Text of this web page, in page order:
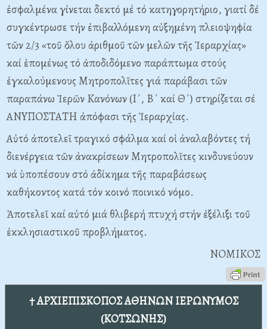
ἐσφαλμένα γίνεται δεκτό μέ τό κατηγορητήριο, γιατί δέ
συγκέντρωσε τήν ἐπιβαλλόμενη αὐξημένη πλειοψηφία
τῶν 2/3 «τοῦ ὅλου ἀριθμοῦ τῶν μελῶν τῆς Ἱεραρχίας»
καί ἑπομένως τό ἀποδιδόμενο παράπτωμα στούς
ἐγκαλούμενους Mητροπολῖτες γιά παράβασι τῶν
παραπάνω Ἱερῶν Kανόνων (I΄, B΄ καί Θ΄) στηρίζεται σέ
ANYΠOΣTATH ἀπόφασι τῆς Ἱεραρχίας.
Aὐτό ἀποτελεῖ τραγικό σφάλμα καί οἱ ἀναλαβόντες τή
διενέργεια τῶν ἀνακρίσεων Mητροπολῖτες κινδυνεύουν
νά ὑποπέσουν στό ἀδίκημα τῆς παραβάσεως
καθήκοντος κατά τόν κοινό ποινικό νόμο.
Ἀποτελεῖ καί αὐτό μιά θλιβερή πτυχή στήν ἐξέλιξι τοῦ
ἐκκλησιαστικοῦ προβλήματος.
NOMIKOΣ
† ΑΡΧΙΕΠΙΣΚΟΠΟΣ ΑΘΗΝΩΝ ΙΕΡΩΝΥΜΟΣ
(ΚΟΤΣΩΝΗΣ)